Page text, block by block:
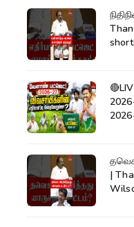
|